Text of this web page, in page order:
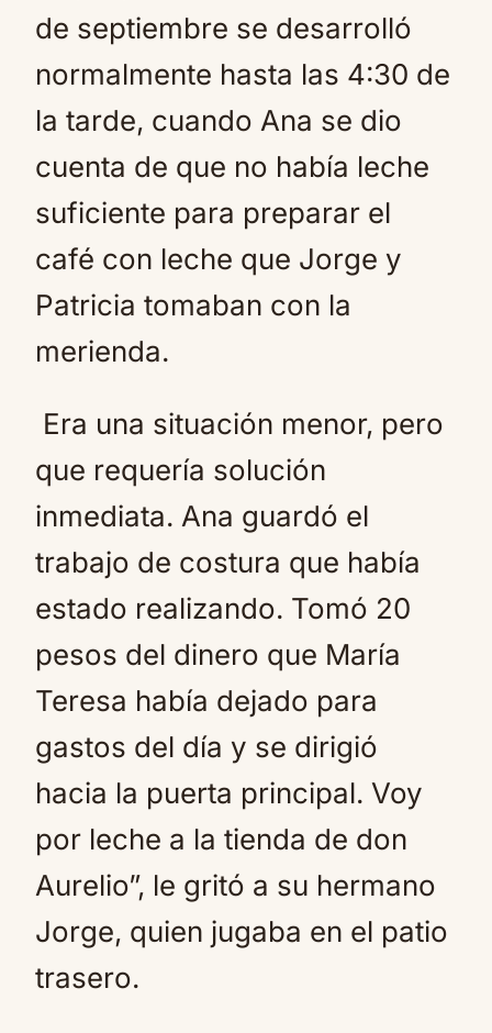
de septiembre se desarrolló
normalmente hasta las 4:30 de
la tarde, cuando Ana se dio
cuenta de que no había leche
suficiente para preparar el
café con leche que Jorge y
Patricia tomaban con la
merienda.
Era una situación menor, pero
que requería solución
inmediata. Ana guardó el
trabajo de costura que había
estado realizando. Tomó 20
pesos del dinero que María
Teresa había dejado para
gastos del día y se dirigió
hacia la puerta principal. Voy
por leche a la tienda de don
Aurelio”, le gritó a su hermano
Jorge, quien jugaba en el patio
trasero.